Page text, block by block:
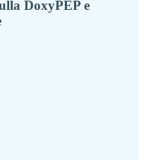
DoxyPEP e